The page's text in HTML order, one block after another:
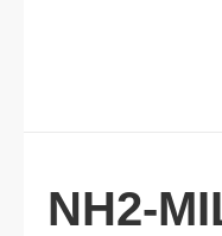
NH2-